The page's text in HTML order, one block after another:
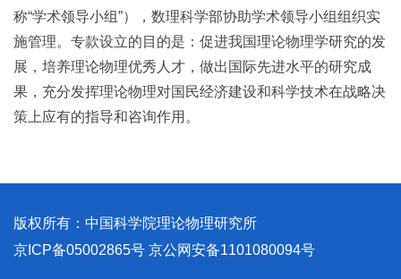
称“学术领导小组”），数理科学部协助学术领导小组组织实
施管理。专款设立的目的是：促进我国理论物理学研究的发
展，培养理论物理优秀人才，做出国际先进水平的研究成
果，充分发挥理论物理对国民经济建设和科学技术在战略决
策上应有的指导和咨询作用。
版权所有：中国科学院理论物理研究所
京ICP备05002865号 京公网安备1101080094号